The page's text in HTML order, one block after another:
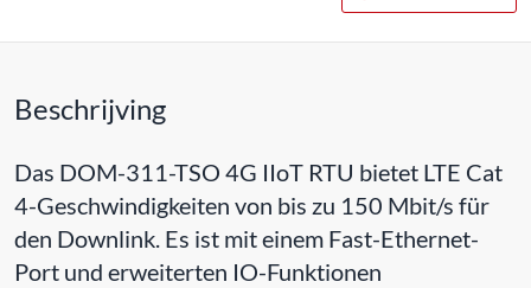
Beschrijving
Das DOM-311-TSO 4G IIoT RTU bietet LTE Cat
4-Geschwindigkeiten von bis zu 150 Mbit/s für
den Downlink. Es ist mit einem Fast-Ethernet-
Port und erweiterten IO-Funktionen